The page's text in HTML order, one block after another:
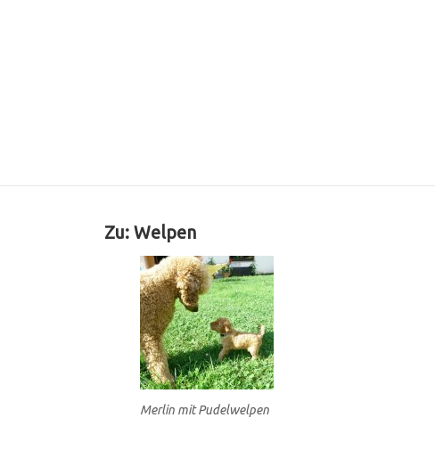
Zu: Welpen
Merlin mit Pudelwelpen